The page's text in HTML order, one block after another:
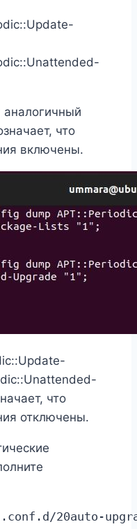
аналогичный
что
включены.
что
отключены.
20auto-